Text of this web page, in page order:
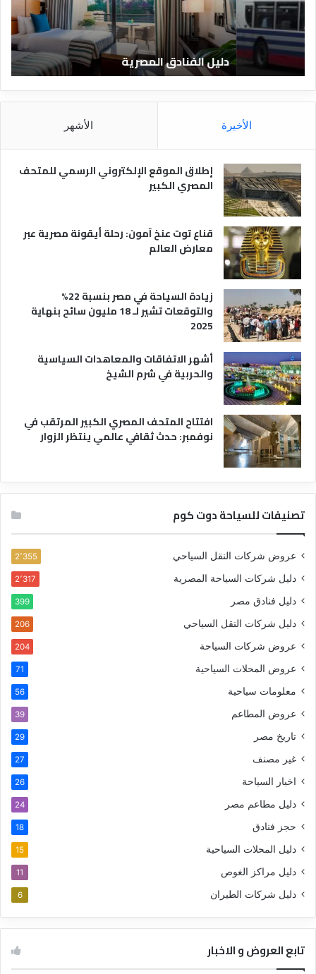
ن
ا
ق
ا
ل
ر
ة
دليل الفنادق المصرية
ق
و
الأخيرة الأشهر
إطلاق الموقع الإلكتروني الرسمي للمتحف
المصري الكبير
قناع توت عنخ آمون: رحلة أيقونة مصرية عبر
معارض العالم
زيادة السياحة في مصر بنسبة 22%
والتوقعات تشير لـ 18 مليون سائح بنهاية
2025
أشهر الاتفاقات والمعاهدات السياسية
والحربية في شرم الشيخ
افتتاح المتحف المصري الكبير المرتقب في
نوفمبر: حدث ثقافي عالمي ينتظر الزوار
تصنيفات للسياحة دوت كوم
عروض شركات النقل السياحي 2٬355
دليل شركات السياحة المصرية 2٬317
دليل فنادق مصر 399
دليل شركات النقل السياحي 206
عروض شركات السياحة 204
عروض المحلات السياحية 71
معلومات سياحية 56
عروض المطاعم 39
تاريخ مصر 29
غير مصنف 27
اخبار السياحة 26
دليل مطاعم مصر 24
حجز فنادق 18
دليل المحلات السياحية 15
دليل مراكز الغوص 11
دليل شركات الطيران 6
تابع العروض و الاخبار